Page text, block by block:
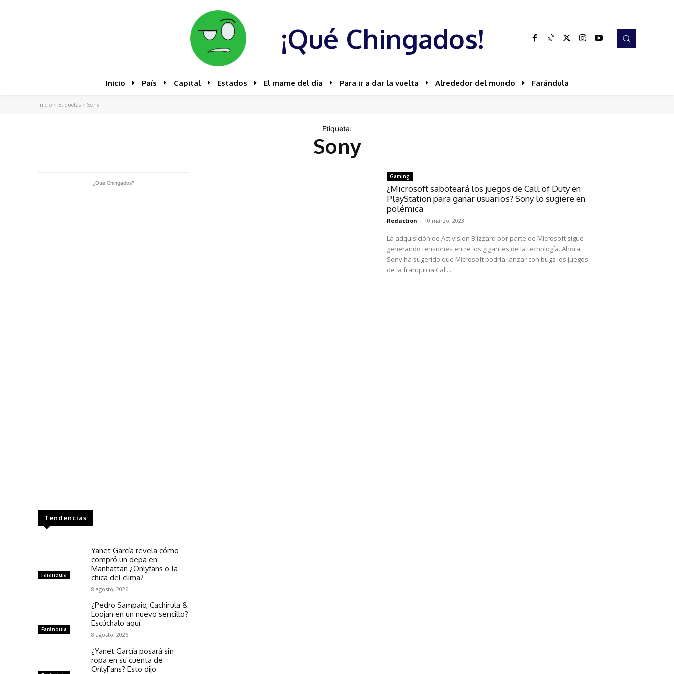
¡Qué Chingados!
Inicio País Capital Estados El mame del día Para ir a dar la vuelta Alrededor del mundo Farándula
Inicio Etiquetas Sony
Etiqueta:
Sony
- ¿Que Chingados? -
Tendencias
Farándula
Yanet García revela cómo
compró un depa en
Manhattan ¿Onlyfans o la
chica del clima?
8 agosto, 2026
Farándula
¿Pedro Sampaio, Cachirula &
Loojan en un nuevo sencillo?
Escúchalo aquí
8 agosto, 2026
¿Yanet García posará sin
ropa en su cuenta de
OnlyFans? Esto dijo
Gaming
¿Microsoft saboteará los juegos de Call of Duty en
PlayStation para ganar usuarios? Sony lo sugiere en
polémica
Redaction - 10 marzo, 2023
La adquisición de Activision Blizzard por parte de Microsoft sigue
generando tensiones entre los gigantes de la tecnología. Ahora,
Sony ha sugerido que Microsoft podría lanzar con bugs los juegos
de la franquicia Call...